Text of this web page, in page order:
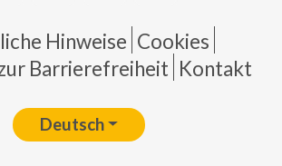
Pie de página
Hinweise Cookies
Barrierefreiheit Kontakt
Deutsch